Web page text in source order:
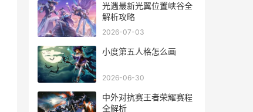
光遇最新光翼位置峡谷全
解析攻略
2026-07-03
小度第五人格怎么画
2026-06-30
中外对抗赛王者荣耀赛程
全解析